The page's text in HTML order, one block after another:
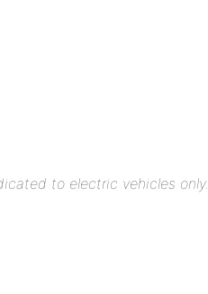
to electric vehicles only.